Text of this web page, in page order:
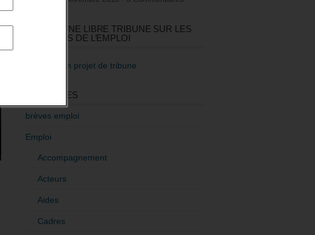
RÉDIGEZ UNE LIBRE TRIBUNE SUR LES
POLITIQUES DE L’EMPLOI
>Décrire mon projet de tribune
CATÉGORIES
brèves emploi
Emploi
Accompagnement
Acteurs
Aides
Cadres